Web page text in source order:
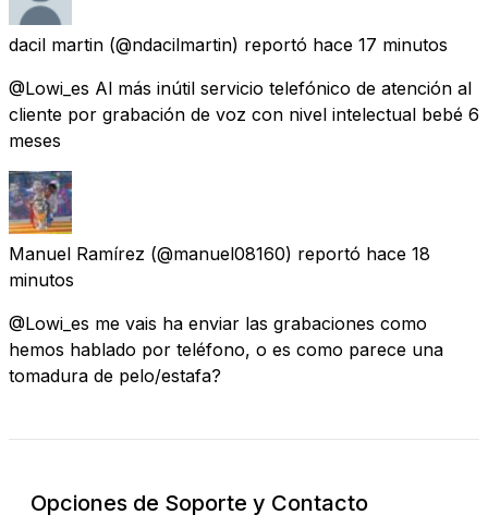
dacil martin (@ndacilmartin) reportó hace 17 minutos
@Lowi_es Al más inútil servicio telefónico de atención al
cliente por grabación de voz con nivel intelectual bebé 6
meses
Manuel Ramírez (@manuel08160) reportó hace 18
minutos
@Lowi_es me vais ha enviar las grabaciones como
hemos hablado por teléfono, o es como parece una
tomadura de pelo/estafa?
Opciones de Soporte y Contacto